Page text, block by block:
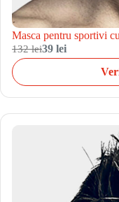
Masca pentru sportivi
132 lei39 lei